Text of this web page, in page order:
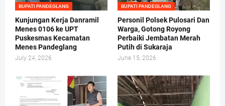
BUPATI PANDEGLANG
Kunjungan Kerja Danramil
Menes 0106 ke UPT
Puskesmas Kecamatan
Menes Pandeglang
July 24, 2026
BUPATI PANDEGLANG
Personil Polsek Pulosari Dan
Warga, Gotong Royong
Perbaiki Jembatan Merah
Putih di Sukaraja
June 15, 2026